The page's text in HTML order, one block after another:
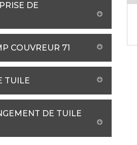
DE
COUVREUR 71
TUILE
DE TUILE